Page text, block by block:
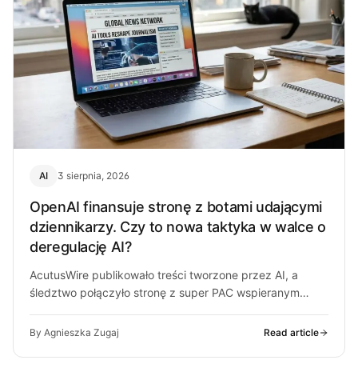
AI 3 sierpnia, 2026
OpenAI finansuje stronę z botami udającymi
dziennikarzy. Czy to nowa taktyka w walce o
deregulację AI?
AcutusWire publikowało treści tworzone przez AI, a
śledztwo połączyło stronę z super PAC wspieranym
By Agnieszka Zugaj Read article